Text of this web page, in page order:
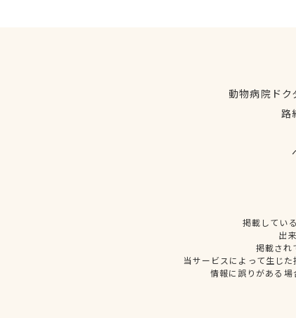
動物病院ド
路
掲載してい
出
掲載され
当サービスによって生じ
情報に誤りがある